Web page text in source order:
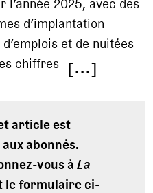
d’implantation
et de nuitées
chiffres [...]
article est
abonnés.
vous àLa
le formulaire ci-